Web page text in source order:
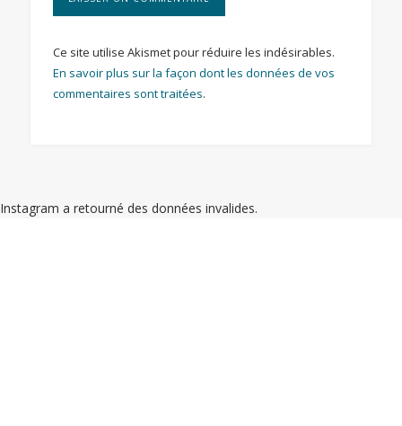
Ce site utilise Akismet pour réduire les indésirables.
En savoir plus sur la façon dont les données de vos
commentaires sont traitées.
Instagram a retourné des données invalides.